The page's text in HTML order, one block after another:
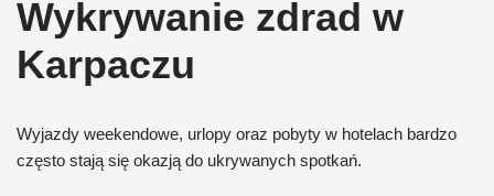
Wykrywanie zdrad w
Karpaczu
Wyjazdy weekendowe, urlopy oraz pobyty w hotelach bardzo
często stają się okazją do ukrywanych spotkań.